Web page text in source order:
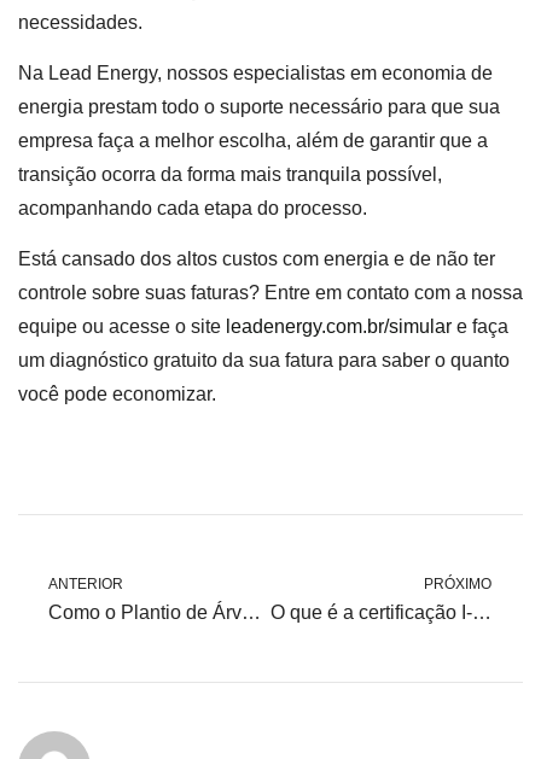
necessidades.
Na Lead Energy, nossos especialistas em economia de
energia prestam todo o suporte necessário para que sua
empresa faça a melhor escolha, além de garantir que a
transição ocorra da forma mais tranquila possível,
acompanhando cada etapa do processo.
Está cansado dos altos custos com energia e de não ter
controle sobre suas faturas? Entre em contato com a nossa
equipe ou acesse o site leadenergy.com.br/simular e faça
um diagnóstico gratuito da sua fatura para saber o quanto
você pode economizar.
ANTERIOR
Como o Plantio de Árvores Contribui para um Futuro Sustentável
PRÓXIMO
O que é a certificação I-REC e como funciona?